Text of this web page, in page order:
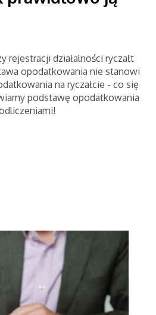
rejestracji działalności ryczałt
opodatkowania nie stanowi
na ryczałcie - co się
podstawę opodatkowania